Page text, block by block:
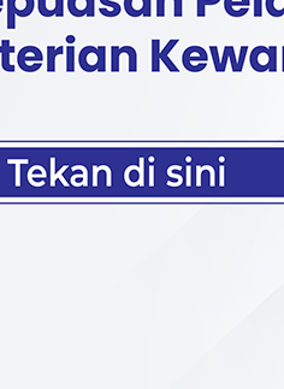
Menteri Kewangan